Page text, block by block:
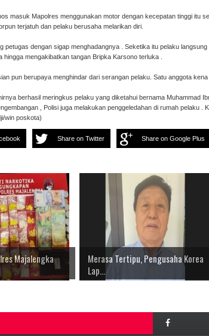
masuk Mapolres menggunakan motor dengan kecepatan tinggi itu
terjatuh dan pelaku berusaha melarikan diri.
petugas dengan sigap menghadangnya . Seketika itu pelaku
hingga mengakibatkan tangan Bripka Karsono terluka .
pun berupaya menghindar dari serangan pelaku. Satu anggota
berhasil meringkus pelaku yang diketahui bernama Muhammad
, Polisi juga melakukan penggeledahan di rumah pelaku .
win poskota)
Share on Twitter Share on Google Plus
Majalengka
Merasa Tertipu, Pengusaha Korea
Lap...